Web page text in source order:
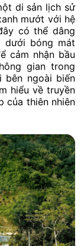
di sản lịch sử
mướt với hệ
có thể dâng
dưới bóng mát
cảm nhận bầu
gian trong
bên ngoài biến
hiểu về truyền
của thiên nhiên